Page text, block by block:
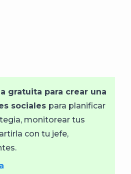
gratuita para crear una
sociales para planificar
monitorear tus
con tu jefe,